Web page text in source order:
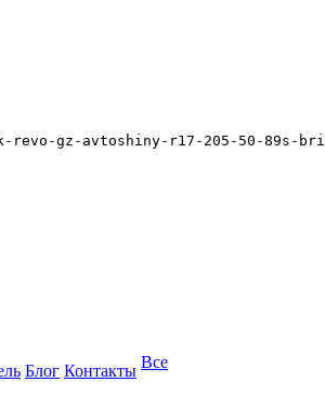
gz-avtoshiny-r17-205-50-89s-
Блог Контакты Все